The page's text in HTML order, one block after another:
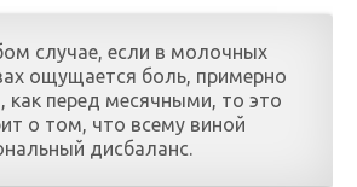
случае, если в молочных
ощущается боль, примерно
как перед месячными, то это
о том, что всему виной
дисбаланс.